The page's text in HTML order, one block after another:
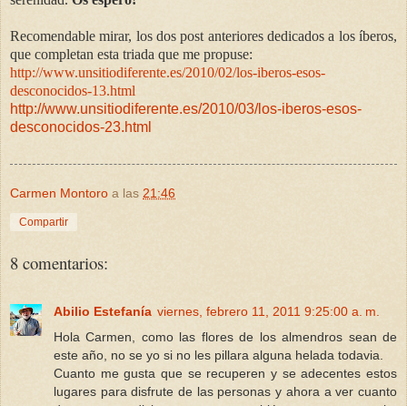
Recomendable mirar, los dos post anteriores dedicados a los íberos,
que completan esta triada que me propuse:
http://www.unsitiodiferente.es/2010/02/los-iberos-esos-
desconocidos-13.html
http://www.unsitiodiferente.es/2010/03/los-iberos-esos-
desconocidos-23.html
Carmen Montoro a las 21:46
Compartir
8 comentarios:
Abilio Estefanía viernes, febrero 11, 2011 9:25:00 a. m.
Hola Carmen, como las flores de los almendros sean de
este año, no se yo si no les pillara alguna helada todavia.
Cuanto me gusta que se recuperen y se adecentes estos
lugares para disfrute de las personas y ahora a ver cuanto